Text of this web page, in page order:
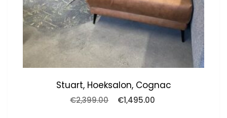
Stuart, Hoeksalon, Cognac
€2,399.00
Oorspronkelijke
€1,495.00